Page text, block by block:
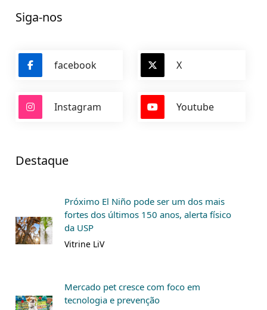
Siga-nos
facebook X
Instagram Youtube
Destaque
Próximo El Niño pode ser um dos mais
fortes dos últimos 150 anos, alerta físico
da USP
Vitrine LiV
Mercado pet cresce com foco em
tecnologia e prevenção